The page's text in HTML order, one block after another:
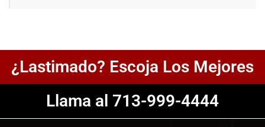
¿Lastimado? Escoja Los Mejores
Llama al 713-999-4444